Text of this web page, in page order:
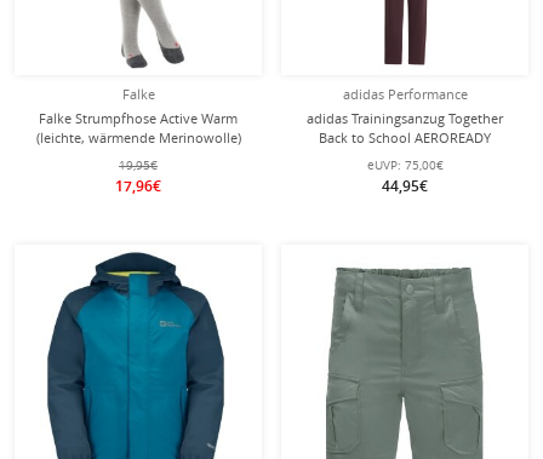
Falke
Falke Strumpfhose Active Warm
(leichte, wärmende Merinowolle)
hellgrau Kinder
19,95€
17,96€
adidas Performance
adidas Trainingsanzug Together
Back to School AEROREADY
Trainingsanzug pink Mädchen
eUVP: 75,00€
44,95€